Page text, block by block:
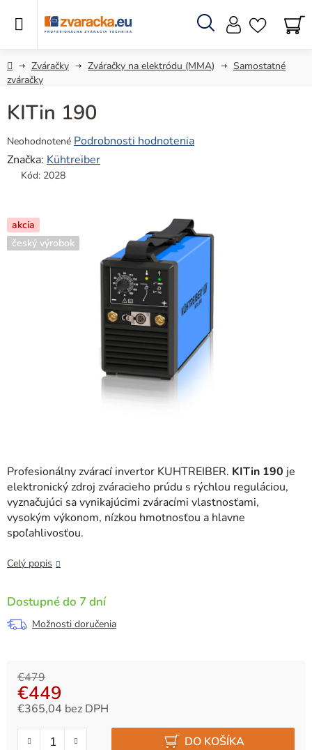
Hľadať
DomovZváračky Zváračky na elektródu (MMA)
Samostatné
zváračky
Profesionálny zvárací invertor KUHTREIBER. KITin 190 je
elektronický zdroj zváracieho prúdu s rýchlou reguláciou,
vyznačujúci sa vynikajúcimi zváracími vlastnosťami,
vysokým výkonom, nízkou hmotnosťou a hlavne
spoľahlivosťou.
Celý popis
Dostupné do 7 dní
Možnosti doručenia
€479
€449
€365,04 bez DPH
DO KOŠÍKA
KITin 190
Priemerné
hodnotenie
produktu
z
5
hviezdičiek.
Neohodnotené Podrobnosti hodnotenia
Značka: Kühtreiber
Kód: 2028
akcia
český výrobok